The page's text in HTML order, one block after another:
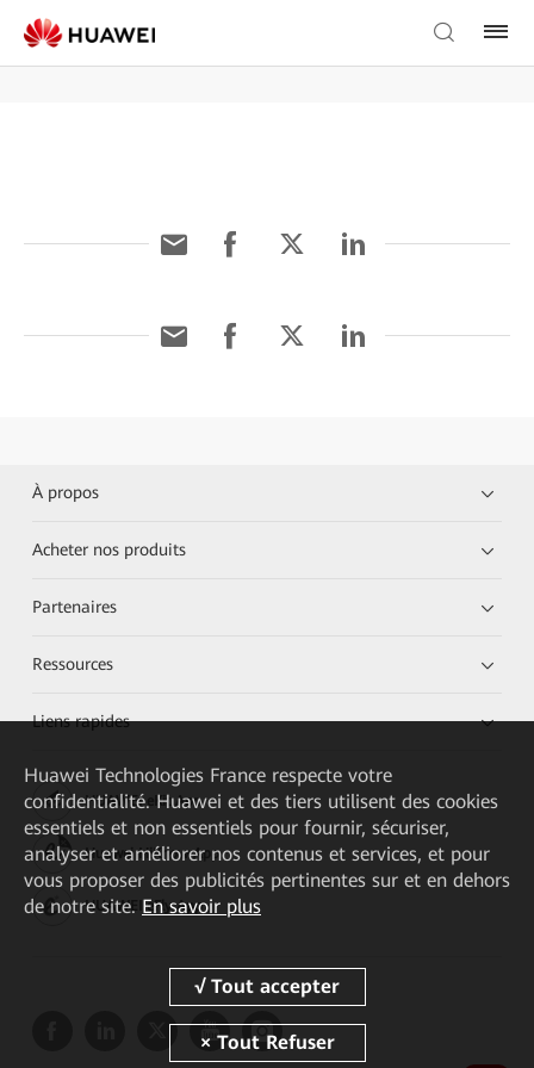
À propos
Acheter nos produits
Partenaires
Ressources
Liens rapides
HUAWEI eKit App
Huawei HiKnow App
HUAWEI eFly App
Huawei Technologies France respecte votre
confidentialité. Huawei et des tiers utilisent des cookies
essentiels et non essentiels pour fournir, sécuriser,
analyser et améliorer nos contenus et services, et pour
vous proposer des publicités pertinentes sur et en dehors
de notre site. En savoir plus